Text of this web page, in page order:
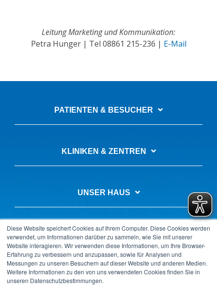
Diese Website speichert Cookies auf Ihrem Computer. Diese Cookies werden
verwendet, um Informationen darüber zu sammeln, wie Sie mit unserer
Website interagieren. Wir verwenden diese Informationen, um Ihre Browser-
Erfahrung zu verbessern und anzupassen, sowie für Analysen und
Messungen zu unseren Besuchern auf dieser Website und anderen Medien.
Weitere Informationen zu den von uns verwendeten Cookies finden Sie in
unseren Datenschutzbestimmungen.
Leitung Marketing und Kommunikation:
Petra Hunger | Tel 08861 215-236 | E-Mail
PATIENTEN & BESUCHER
KLINIKEN & ZENTREN
UNSER HAUS
AUSBILDUNG & KARRIERE